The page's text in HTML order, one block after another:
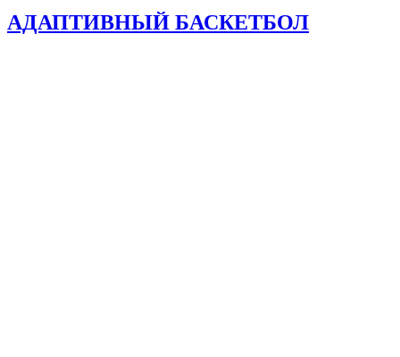
АДАПТИВНЫЙ БАСКЕТБОЛ